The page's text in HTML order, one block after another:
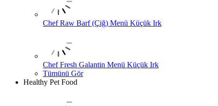
Chef Raw Barf (Çiğ) Menü Küçük Irk
Chef Fresh Galantin Menü Küçük Irk
Tümünü Gör
Healthy Pet Food